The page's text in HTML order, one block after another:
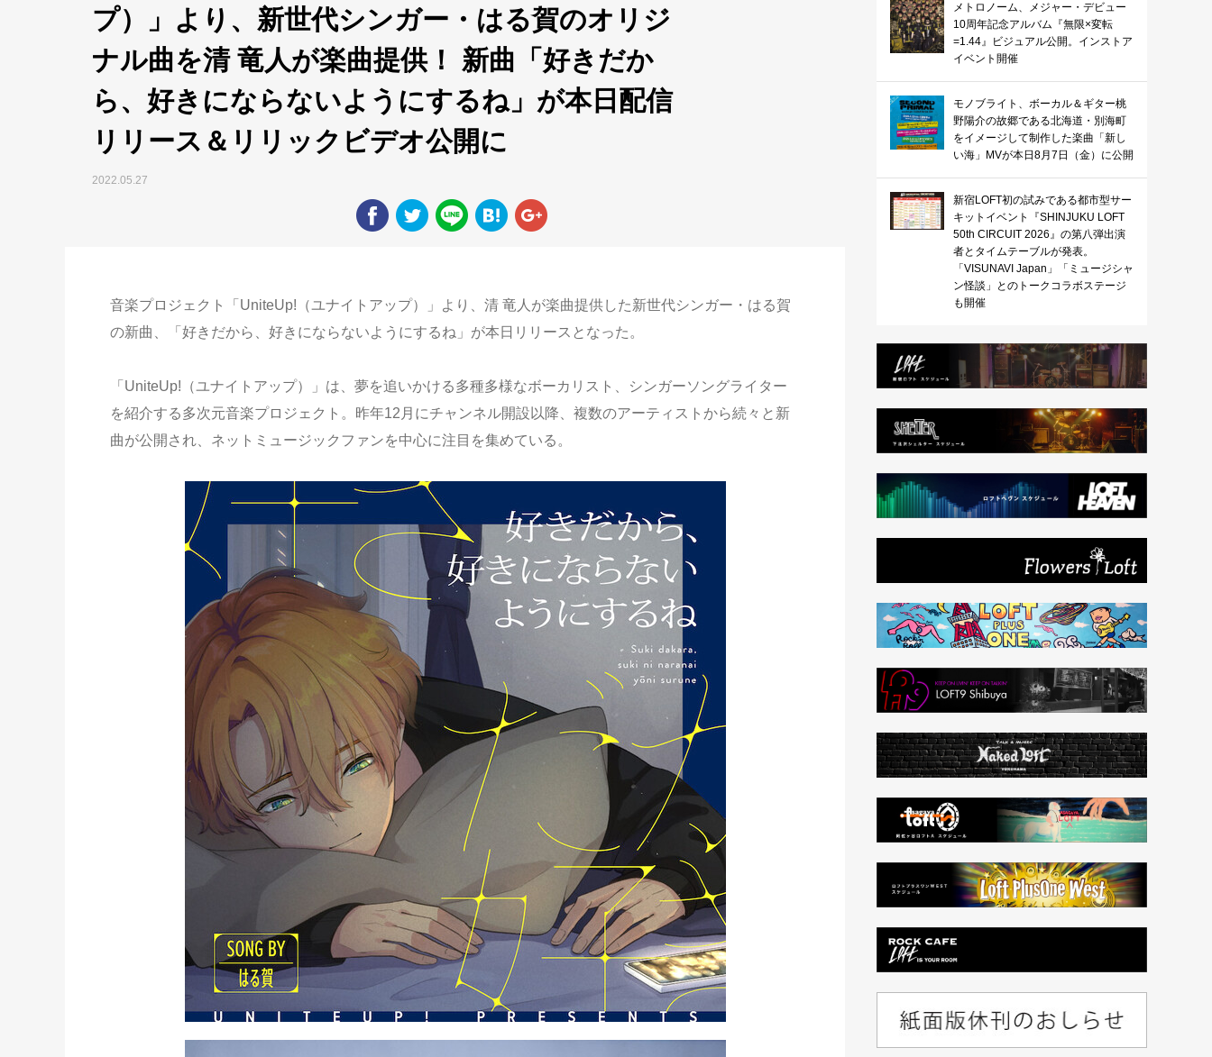
プ）」より、新世代シンガー・はる賀のオリジ
ナル曲を清 竜人が楽曲提供！ 新曲「好きだか
ら、好きにならないようにするね」が本日配信
リリース＆リリックビデオ公開に
2022.05.27
音楽プロジェクト「UniteUp!（ユナイトアップ）」より、清 竜人が楽曲提供した新世代シンガー・はる賀
の新曲、「好きだから、好きにならないようにするね」が本日リリースとなった。
「UniteUp!（ユナイトアップ）」は、夢を追いかける多種多様なボーカリスト、シンガーソングライター
を紹介する多次元音楽プロジェクト。昨年12月にチャンネル開設以降、複数のアーティストから続々と新
曲が公開され、ネットミュージックファンを中心に注目を集めている。
メトロノーム、メジャー・デビュー
10周年記念アルバム『無限×変転
=1.44』ビジュアル公開。インストア
イベント開催
モノブライト、ボーカル＆ギター桃
野陽介の故郷である北海道・別海町
をイメージして制作した楽曲「新し
い海」MVが本日8月7日（金）に公開
新宿LOFT初の試みである都市型サー
キットイベント『SHINJUKU LOFT
50th CIRCUIT 2026』の第八弾出演
者とタイムテーブルが発表。
「VISUNAVI Japan」「ミュージシャ
ン怪談」とのトークコラボステージ
も開催